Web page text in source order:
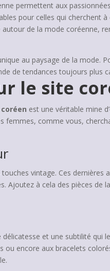
permettent aux
pour celles qui cherchent
de la mode coréenne,
au paysage de la mode.
de tendances toujours plus
le site
est une véritable mine
femmes, comme vous,
vintage. Ces dernières
Ajoutez à cela des pièces de
et une subtilité qui
ou encore aux bracelets